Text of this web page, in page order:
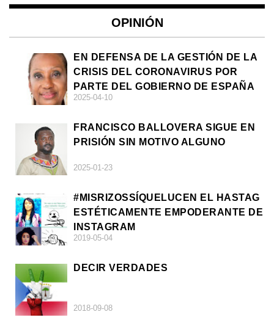
OPINIÓN
EN DEFENSA DE LA GESTIÓN DE LA
CRISIS DEL CORONAVIRUS POR
PARTE DEL GOBIERNO DE ESPAÑA
2025-04-10
FRANCISCO BALLOVERA SIGUE EN
PRISIÓN SIN MOTIVO ALGUNO
2025-01-23
#MISRIZOSSÍQUELUCEN EL HASTAG
ESTÉTICAMENTE EMPODERANTE DE
INSTAGRAM
2019-05-04
DECIR VERDADES
2018-09-08